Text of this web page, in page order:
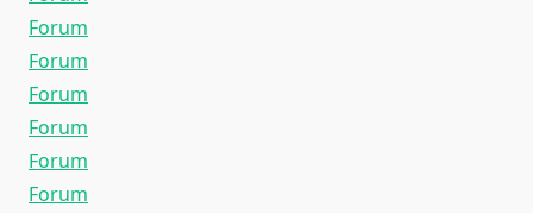
Forum
Forum
Forum
Forum
Forum
Forum